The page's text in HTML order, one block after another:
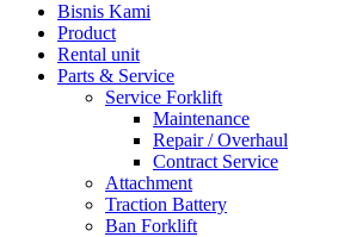
Bisnis Kami
Product
Rental unit
Parts & Service
Service Forklift
Maintenance
Repair / Overhaul
Contract Service
Attachment
Traction Battery
Ban Forklift